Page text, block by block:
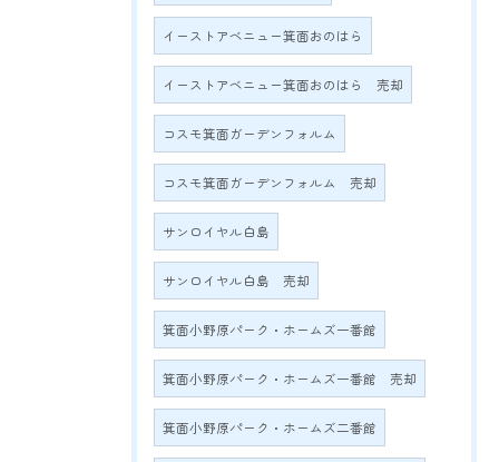
イーストアベニュー箕面おのはら
イーストアベニュー箕面おのはら 売却
コスモ箕面ガーデンフォルム
コスモ箕面ガーデンフォルム 売却
サンロイヤル白島
サンロイヤル白島 売却
箕面小野原パーク・ホームズ一番館
箕面小野原パーク・ホームズ一番館 売却
箕面小野原パーク・ホームズ二番館